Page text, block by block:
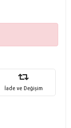
İade ve Değişim